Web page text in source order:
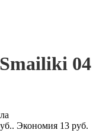
04
Экономия 13 руб.